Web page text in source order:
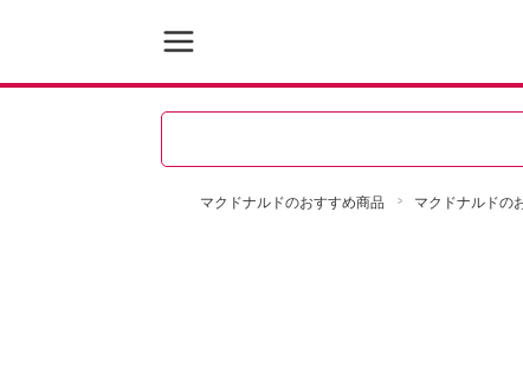
マクドナルドのおすすめ商品 マクドナルドの